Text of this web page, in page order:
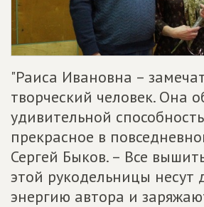
"Раиса Ивановна –
творческий человек. Она
удивительной
прекрасное в
Сергей Быков. – Все
этой рукодельницы несут
энергию автора и